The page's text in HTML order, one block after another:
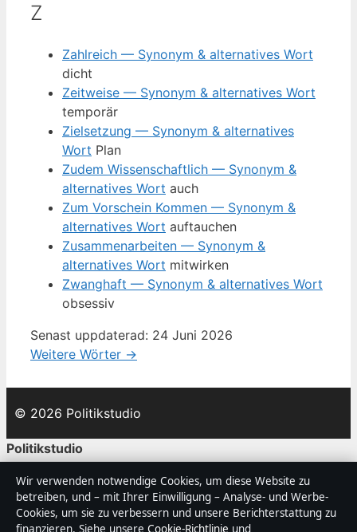
Z
Zahlreich — Synonym & alternatives Wort
dicht
Zeitweise — Synonym & alternatives Wort
temporär
Zielsetzung — Synonym & alternatives
Wort Plan
Zudem Wissenschaftlich — Synonym &
alternatives Wort auch
Zum Vorschein Kommen — Synonym &
alternatives Wort auftauchen
Zusammenarbeiten — Synonym &
alternatives Wort mitwirken
Zwanghaft — Synonym & alternatives Wort
obsessiv
Senast uppdaterad: 24 Juni 2026
Weitere Wörter →
© 2026 Politikstudio
Politikstudio
Deutschlandfokussierte Nachrichten, Analysen und
Hintergründe — mit klaren Bylines, Faktencheck und
redaktioneller Transparenz.
Wir verwenden notwendige Cookies, um diese Website zu
betreiben, und – mit Ihrer Einwilligung – Analyse- und Werbe-
Cookies, um sie zu verbessern und unsere Berichterstattung zu
finanzieren. Siehe unsere Cookie-Richtlinie und